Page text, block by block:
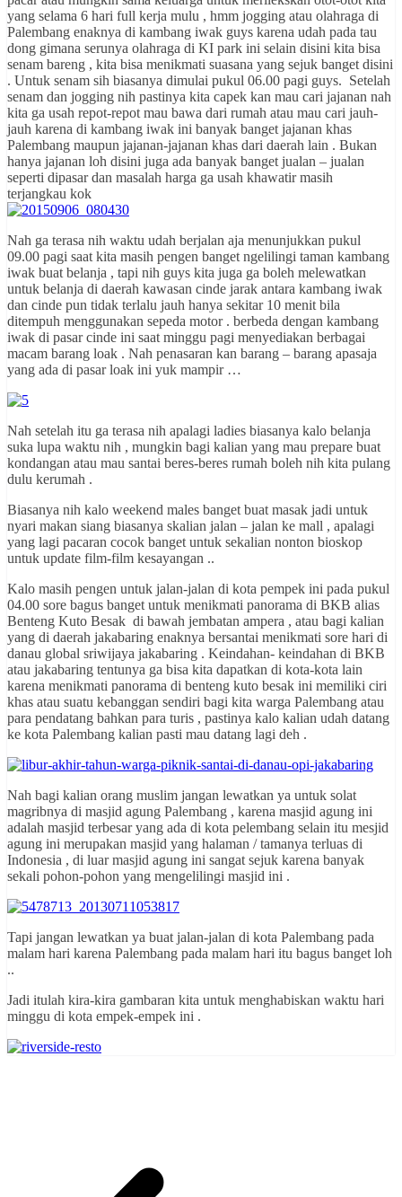
yang selama 6 hari full kerja mulu , hmm jogging atau olahraga di
Palembang enaknya di kambang iwak guys karena udah pada tau
dong gimana serunya olahraga di KI park ini selain disini kita bisa
senam bareng , kita bisa menikmati suasana yang sejuk banget disini
. Untuk senam sih biasanya dimulai pukul 06.00 pagi guys. Setelah
senam dan jogging nih pastinya kita capek kan mau cari jajanan nah
kita ga usah repot-repot mau bawa dari rumah atau mau cari jauh-
jauh karena di kambang iwak ini banyak banget jajanan khas
Palembang maupun jajanan-jajanan khas dari daerah lain . Bukan
hanya jajanan loh disini juga ada banyak banget jualan – jualan
seperti dipasar dan masalah harga ga usah khawatir masih
terjangkau kok
Nah ga terasa nih waktu udah berjalan aja menunjukkan pukul
09.00 pagi saat kita masih pengen banget ngelilingi taman kambang
iwak buat belanja , tapi nih guys kita juga ga boleh melewatkan
untuk belanja di daerah kawasan cinde jarak antara kambang iwak
dan cinde pun tidak terlalu jauh hanya sekitar 10 menit bila
ditempuh menggunakan sepeda motor . berbeda dengan kambang
iwak di pasar cinde ini saat minggu pagi menyediakan berbagai
macam barang loak . Nah penasaran kan barang – barang apasaja
yang ada di pasar loak ini yuk mampir …
Nah setelah itu ga terasa nih apalagi ladies biasanya kalo belanja
suka lupa waktu nih , mungkin bagi kalian yang mau prepare buat
kondangan atau mau santai beres-beres rumah boleh nih kita pulang
dulu kerumah .
Biasanya nih kalo weekend males banget buat masak jadi untuk
nyari makan siang biasanya skalian jalan – jalan ke mall , apalagi
yang lagi pacaran cocok banget untuk sekalian nonton bioskop
untuk update film-film kesayangan ..
Kalo masih pengen untuk jalan-jalan di kota pempek ini pada pukul
04.00 sore bagus banget untuk menikmati panorama di BKB alias
Benteng Kuto Besak di bawah jembatan ampera , atau bagi kalian
yang di daerah jakabaring enaknya bersantai menikmati sore hari di
danau global sriwijaya jakabaring . Keindahan- keindahan di BKB
atau jakabaring tentunya ga bisa kita dapatkan di kota-kota lain
karena menikmati panorama di benteng kuto besak ini memiliki ciri
khas atau suatu kebanggan sendiri bagi kita warga Palembang atau
para pendatang bahkan para turis , pastinya kalo kalian udah datang
ke kota Palembang kalian pasti mau datang lagi deh .
Nah bagi kalian orang muslim jangan lewatkan ya untuk solat
magribnya di masjid agung Palembang , karena masjid agung ini
adalah masjid terbesar yang ada di kota pelembang selain itu mesjid
agung ini merupakan masjid yang halaman / tamanya terluas di
Indonesia , di luar masjid agung ini sangat sejuk karena banyak
sekali pohon-pohon yang mengelilingi masjid ini .
Tapi jangan lewatkan ya buat jalan-jalan di kota Palembang pada
malam hari karena Palembang pada malam hari itu bagus banget loh
..
Jadi itulah kira-kira gambaran kita untuk menghabiskan waktu hari
minggu di kota empek-empek ini .